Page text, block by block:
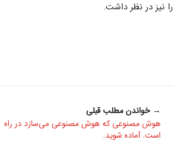
را نیز در نظر داشت.
→ خواندن مطلب قبلی
هوش مصنوعی که هوش مصنوعی می‌سازد در راه
است. آماده شوید.